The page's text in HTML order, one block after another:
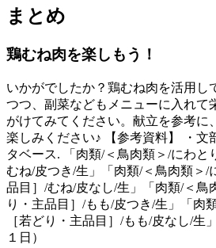
まとめ
鶏むね肉を楽しもう！
いかがでしたか？鶏むね肉を活用し
つつ、副菜などもメニューに入れて
がけてみてください。献立を参考に
楽しみください♪ 【参考資料】 ・文
タベース. 「肉類/＜鳥肉類＞/にわと
むね/皮つき/生」「肉類/＜鳥肉類＞/
品目］/むね/皮なし/生」「肉類/＜鳥
り・主品目］/もも/皮つき/生」「肉
［若どり・主品目］/もも/皮なし/生
１日）